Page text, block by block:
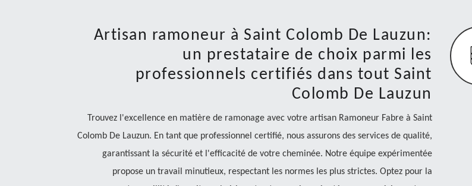
Artisan ramoneur à Saint Colomb De Lauzun:
un prestataire de choix parmi les
professionnels certifiés dans tout Saint
Colomb De Lauzun
Trouvez l'excellence en matière de ramonage avec votre artisan Ramoneur Fabre à Saint
Colomb De Lauzun. En tant que professionnel certifié, nous assurons des services de qualité,
garantissant la sécurité et l'efficacité de votre cheminée. Notre équipe expérimentée
propose un travail minutieux, respectant les normes les plus strictes. Optez pour la